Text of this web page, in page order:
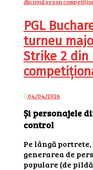
PGL
turneu
Strike 2 din
04/04/2026
Și personajele
control
Pe lângă
generarea de
populare (de